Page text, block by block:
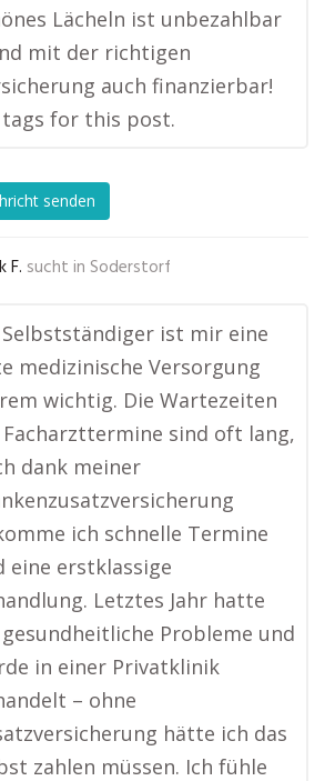
Lächeln ist unbezahlbar
mit der richtigen
auch finanzierbar!
tags for this post.
senden
F. sucht in Soderstorf
Selbstständiger ist mir eine
medizinische Versorgung
wichtig. Die Wartezeiten
sind oft lang,
dank meiner
ich schnelle Termine
eine erstklassige
Letztes Jahr hatte
Probleme und
in einer Privatklinik
– ohne
hätte ich das
zahlen müssen. Ich fühle